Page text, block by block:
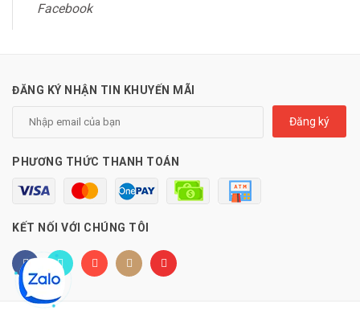
Facebook
ĐĂNG KÝ NHẬN TIN KHUYẾN MÃI
Đăng ký
PHƯƠNG THỨC THANH TOÁN
KẾT NỐI VỚI CHÚNG TÔI